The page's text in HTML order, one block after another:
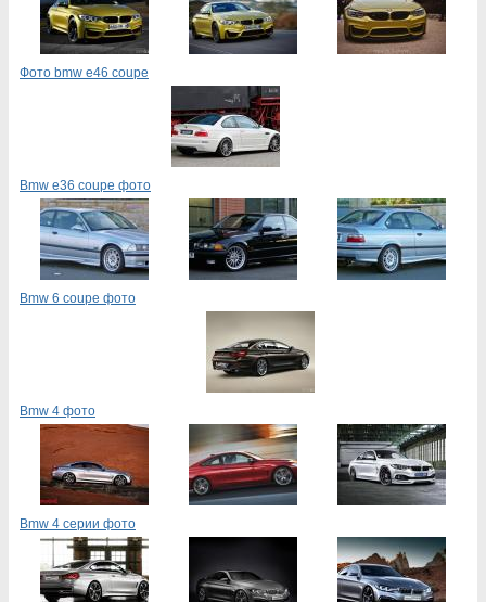
Фото bmw e46 coupe
Bmw e36 coupe фото
Bmw 6 coupe фото
Bmw 4 фото
Bmw 4 серии фото